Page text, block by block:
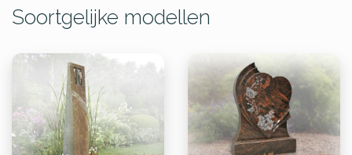
Soortgelijke modellen